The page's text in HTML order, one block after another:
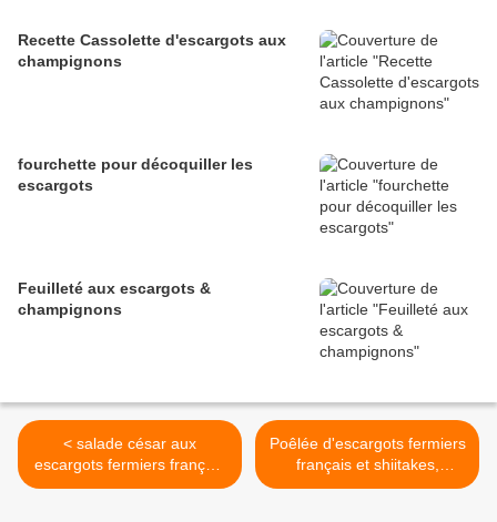
Recette Cassolette d'escargots aux
champignons
fourchette pour décoquiller les
escargots
Feuilleté aux escargots &
champignons
< salade césar aux
escargots fermiers français
et au gin tonic
Poêlée d'escargots fermiers
français et shiitakes,
bouillon à l'échalote >